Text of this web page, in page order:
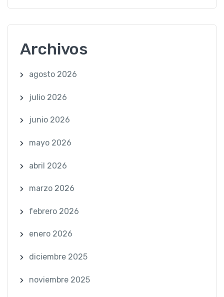
Archivos
agosto 2026
julio 2026
junio 2026
mayo 2026
abril 2026
marzo 2026
febrero 2026
enero 2026
diciembre 2025
noviembre 2025